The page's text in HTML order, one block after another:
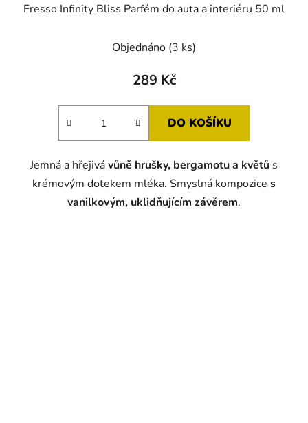
Fresso Infinity Bliss Parfém do auta a interiéru 50 ml
Objednáno (3 ks)
289 Kč
DO KOŠÍKU
Jemná a hřejivávůně hrušky, bergamotu a květů s
krémovým dotekem mléka. Smyslná kompozice s
vanilkovým, uklidňujícím závěrem.